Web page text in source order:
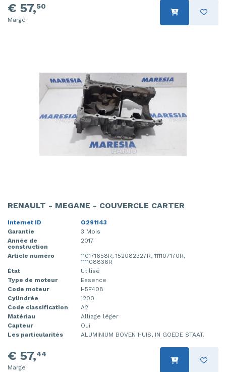
€ 57,50
Marge
RENAULT - MEGANE - COUVERCLE CARTER
Internet ID
O291143
Garantie
3 Mois
Année de
construction
2017
Article numéro
110171658R, 152082327R, 111107170R,
111108836R
État
Utilisé
Type de moteur
Essence
Code moteur
H5F408
Cylindrée
1200
Code classification
A2
Matériau
Alliage léger
Capteur
Oui
Les particularités
ALUMINIUM BOVEN HUIS, IN GOEDE STAAT.
€ 57,44
Marge